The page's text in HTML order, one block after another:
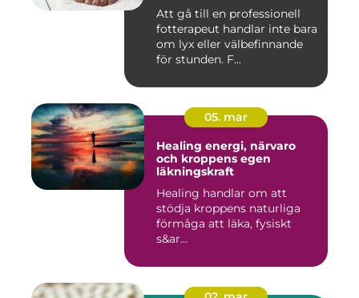
Att gå till en professionell
fotterapeut handlar inte bara
om lyx eller välbefinnande
för stunden. F...
05. mar
Healing energi, närvaro
och kroppens egen
läkningskraft
Healing handlar om att
stödja kroppens naturliga
förmåga att läka, fysiskt
s&ar...